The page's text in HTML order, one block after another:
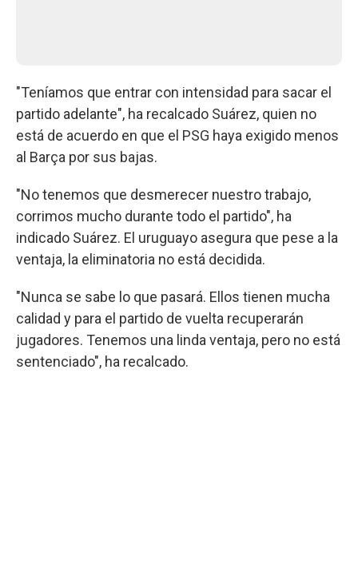
"Teníamos que entrar con intensidad para sacar el
partido adelante", ha recalcado Suárez, quien no
está de acuerdo en que el PSG haya exigido menos
al Barça por sus bajas.
"No tenemos que desmerecer nuestro trabajo,
corrimos mucho durante todo el partido", ha
indicado Suárez. El uruguayo asegura que pese a la
ventaja, la eliminatoria no está decidida.
"Nunca se sabe lo que pasará. Ellos tienen mucha
calidad y para el partido de vuelta recuperarán
jugadores. Tenemos una linda ventaja, pero no está
sentenciado", ha recalcado.